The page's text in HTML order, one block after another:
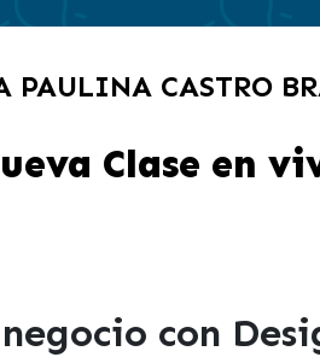
CASTRO
Clase en
con